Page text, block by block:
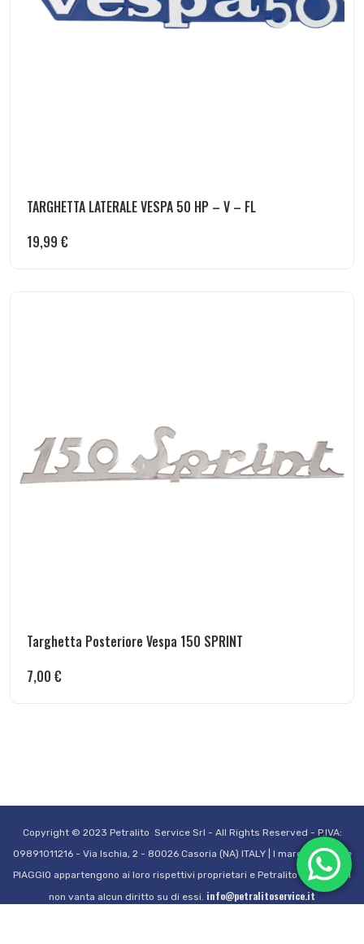
TARGHETTA LATERALE VESPA 50 HP – V – FL
19,99 €
Targhetta Posteriore Vespa 150 SPRINT
7,00 €
Copyright © 2023 Petralito Service Srl - All Rights Reserved - P.IVA:
09891011216 - Via Ischia, 2 - 80026 Casoria (NA) ITALY | I marchi VESPA e
PIAGGIO appartengono ai loro rispettivi proprietari e Petralito Service Srl
non vanta alcun diritto su di essi. info@petralitoservice.it